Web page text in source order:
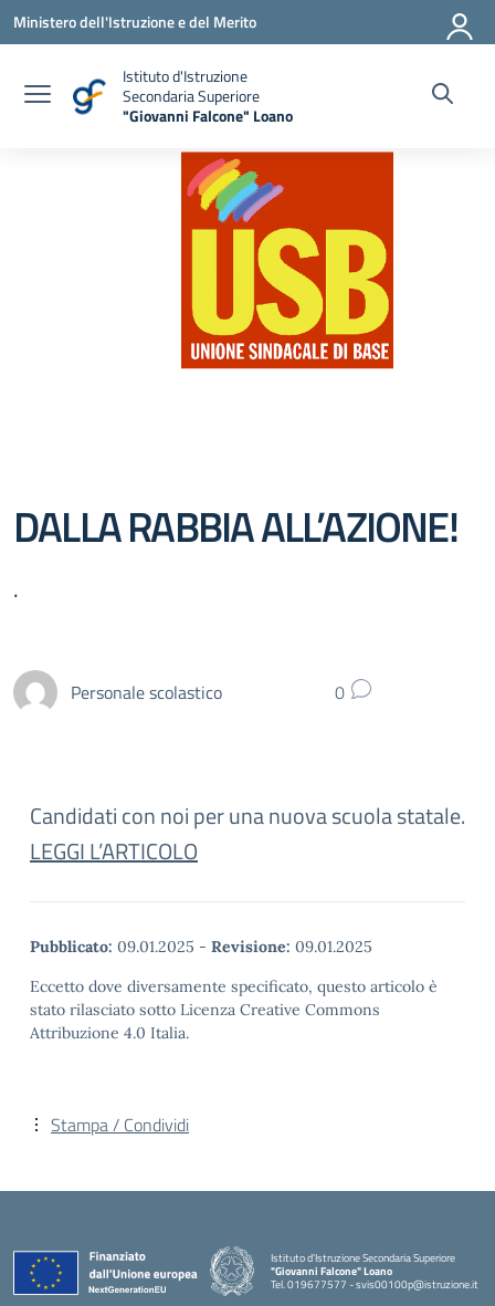
Vai ai contenuti
Vai al menu di navigazione
Vai al footer
Ministero dell'Istruzione e del Merito
Istituto d'Istruzione
Secondaria Superiore
"Giovanni Falcone" Loano
DALLA RABBIA ALL’AZIONE!
.
Personale scolastico 0
Candidati con noi per una nuova scuola statale.
LEGGI L’ARTICOLO
Pubblicato: 09.01.2025 - Revisione: 09.01.2025
Eccetto dove diversamente specificato, questo articolo è
stato rilasciato sotto Licenza Creative Commons
Attribuzione 4.0 Italia.
Stampa / Condividi
Istituto d'Istruzione Secondaria Superiore
"Giovanni Falcone" Loano
Tel. 019677577 - svis00100p@istruzione.it
— Visita la pagina iniziale della scuola